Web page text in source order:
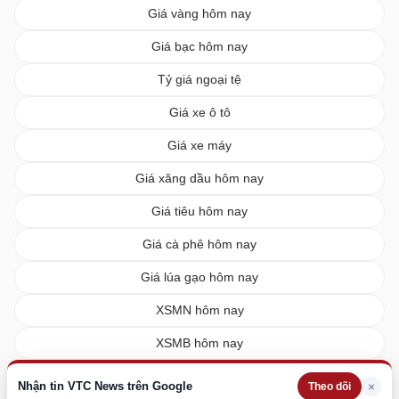
Nhận tin VTC News trên Google Theo dõi ×
Giá vàng hôm nay
Giá bạc hôm nay
Tỷ giá ngoại tệ
Giá xe ô tô
Giá xe máy
Giá xăng dầu hôm nay
Giá tiêu hôm nay
Giá cà phê hôm nay
Giá lúa gạo hôm nay
XSMN hôm nay
XSMB hôm nay